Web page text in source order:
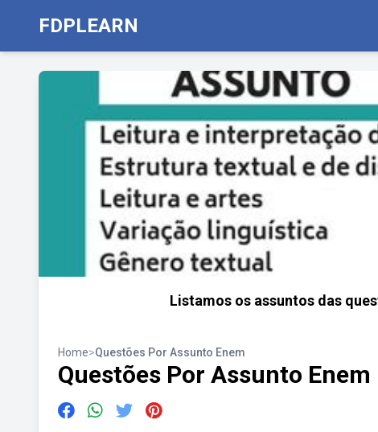
FDPLEARN
Listamos os assuntos das
Home>Questões Por Assunto Enem
Questões Por Assunto Enem